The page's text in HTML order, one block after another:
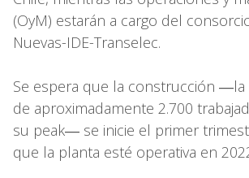
(OyM) estarán a cargo del
Nuevas-IDE-Transelec.
Se espera que la construcción
de aproximadamente 2.700
su peak― se inicie el primer
que la planta esté operativa en